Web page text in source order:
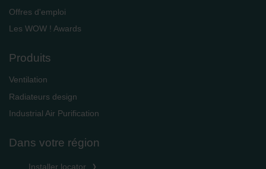
Offres d'emploi
Les WOW ! Awards
Produits
Ventilation
Radiateurs design
Industrial Air Purification
Dans votre région
Installer locator